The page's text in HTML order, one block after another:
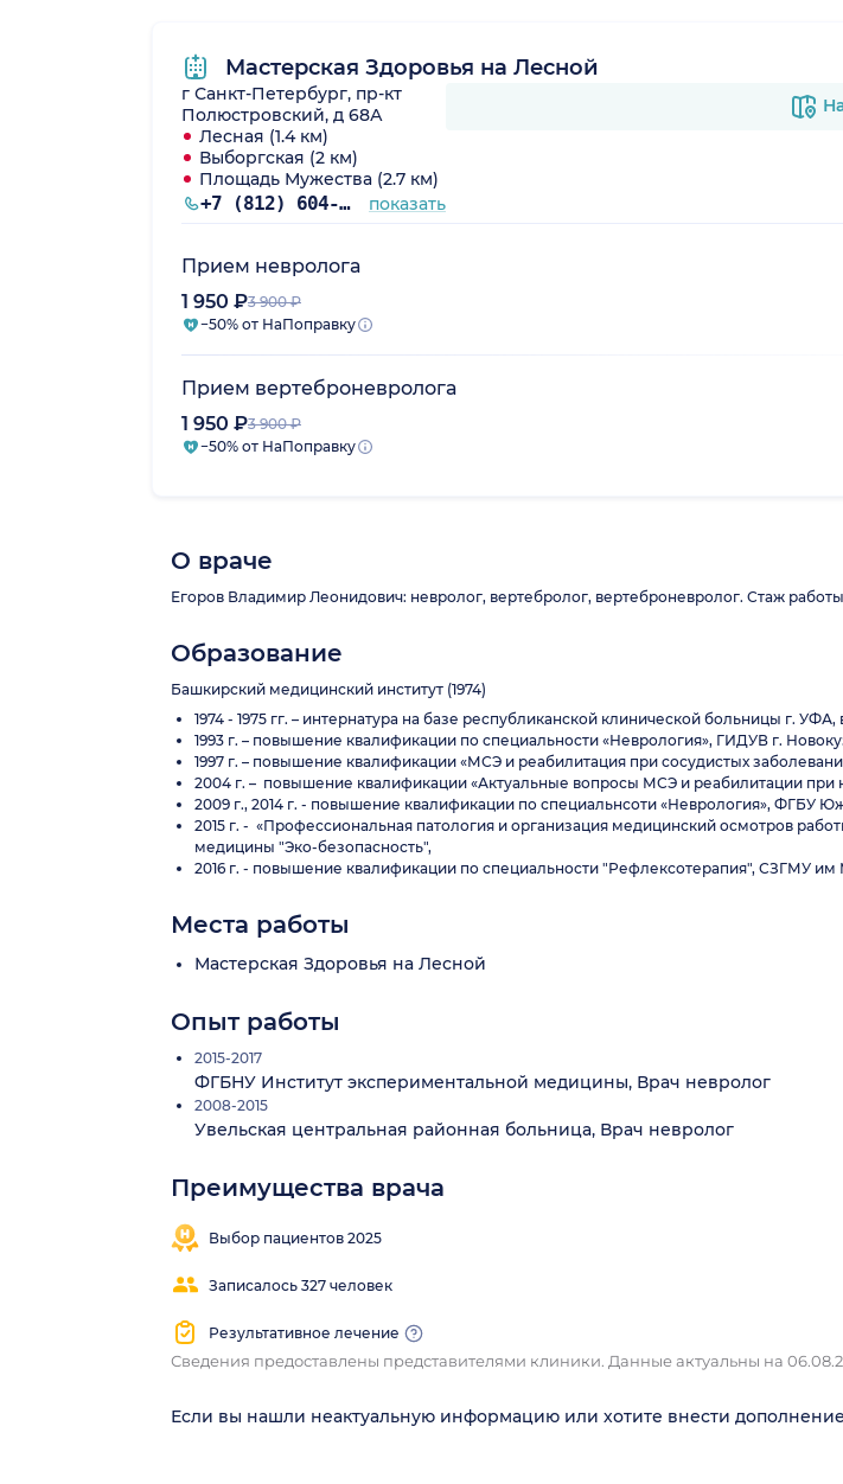
Мастерская Здоровья на Лесной
г Санкт-Петербург, пр-кт
Полюстровский, д 68А
Лесная (1.4 км)
Выборгская (2 км)
Площадь Мужества (2.7 км)
+7 (812) 604-21-75 показать
Прием невролога
1 950 ₽3 900 ₽
−50% от НаПоправку
Прием вертеброневролога
1 950 ₽3 900 ₽
−50% от НаПоправку
О враче
Егоров Владимир Леонидович: невролог, вертебролог, вертеброневролог. Стаж
Образование
Башкирский медицинский институт (1974)
1974 - 1975 гг. – интернатура на базе республиканской клинической больницы г. УФА,
1993 г. – повышение квалификации по специальности «Неврология», ГИДУВ г.
1997 г. – повышение квалификации «МСЭ и реабилитация при сосудистых
2004 г. – повышение квалификации «Актуальные вопросы МСЭ и реабилитации при
2009 г., 2014 г. - повышение квалификации по специальнсоти «Неврология», ФГБУ
2015 г. - «Профессиональная патология и организация медицинский осмотров
медицины "Эко-безопасность",
2016 г. - повышение квалификации по специальности "Рефлексотерапия", СЗГМУ им
Места работы
Мастерская Здоровья на Лесной
Опыт работы
2015-2017
ФГБНУ Институт экспериментальной медицины, Врач невролог
2008-2015
Увельская центральная районная больница, Врач невролог
Преимущества врача
Выбор пациентов 2025
Записалось 327 человек
Результативное лечение
Сведения предоставлены представителями клиники. Данные актуальны на
Если вы нашли неактуальную информацию или хотите внести